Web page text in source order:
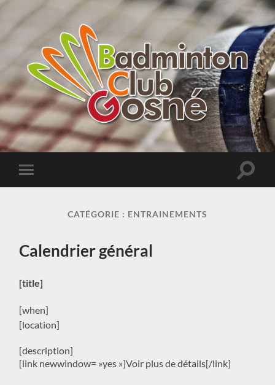
Badminton
Club
de
Toggle
mobile
Toggle
CATÉGORIE : ENTRAINEMENTS
Calendrier général
[title]
[when]
[location]
[description]
[link newwindow= »yes »]Voir plus de détails[/link]